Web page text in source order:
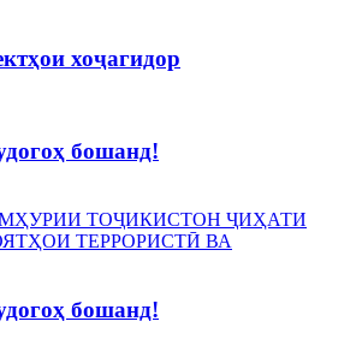
хоҷагидор
бошанд!
бошанд!